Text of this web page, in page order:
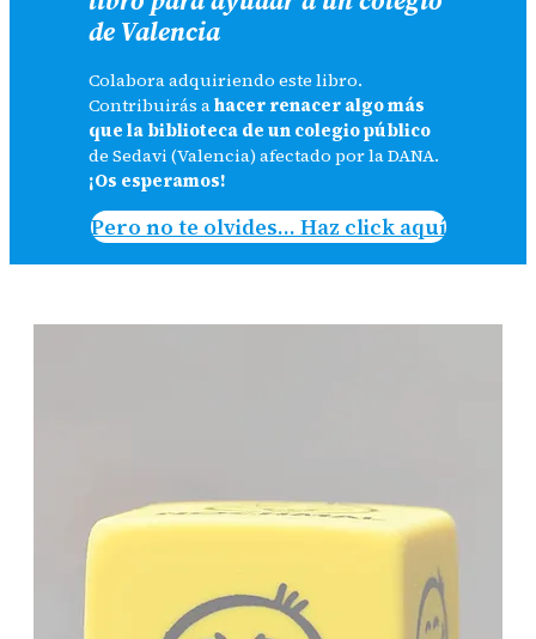
de Valencia
Colabora adquiriendo este libro.
Contribuirás ahacer renacer algo más
que la biblioteca de un colegio público
de Sedavi (Valencia) afectado por la DANA.
¡Os esperamos!
Pero no te olvides… Haz click aquí